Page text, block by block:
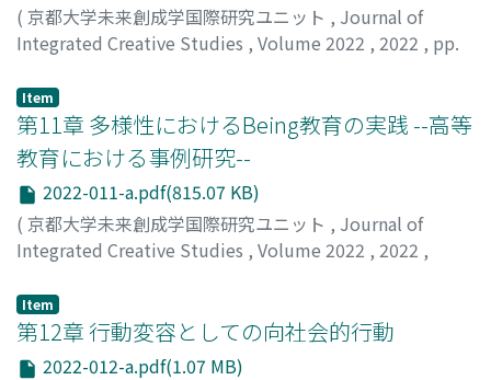
( 京都大学未来創成学国際研究ユニット , Journal of
Integrated Creative Studies , Volume 2022 , 2022 , pp.
西平, 直
Item
第11章 多様性におけるBeing教育の実践 --高等
教育における事例研究--
2022-011-a.pdf(815.07 KB)
( 京都大学未来創成学国際研究ユニット , Journal of
Integrated Creative Studies , Volume 2022 , 2022 ,
九門, 大士
Item
第12章 行動変容としての向社会的行動
2022-012-a.pdf(1.07 MB)